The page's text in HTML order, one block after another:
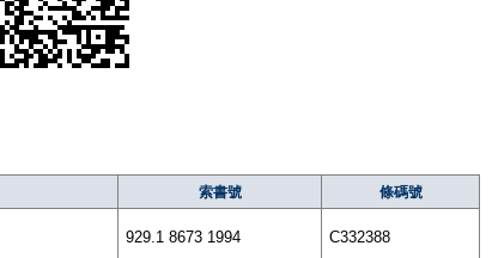
索書號 條碼號
929.1 8673 1994 C332388